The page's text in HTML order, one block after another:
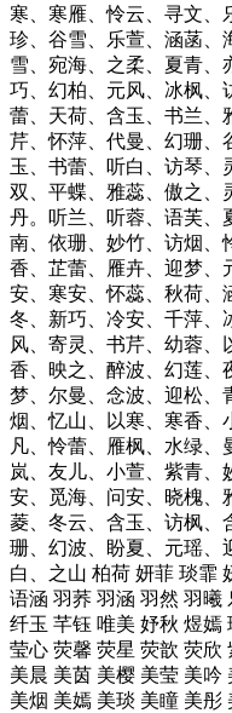
寒、寒雁、怜云、寻文、
珍、谷雪、乐萱、涵菡、
雪、宛海、之柔、夏青、
巧、幻柏、元风、冰枫、
蕾、天荷、含玉、书兰、
芹、怀萍、代曼、幻珊、
玉、书蕾、听白、访琴、
双、平蝶、雅蕊、傲之、
丹。听兰、听蓉、语芙、
南、依珊、妙竹、访烟、
香、芷蕾、雁卉、迎梦、
安、寒安、怀蕊、秋荷、
冬、新巧、冷安、千萍、
风、寄灵、书芹、幼蓉、
香、映之、醉波、幻莲、
梦、尔曼、念波、迎松、
烟、忆山、以寒、寒香、
凡、怜蕾、雁枫、水绿
岚、友儿、小萱、紫青、
安、觅海、问安、晓槐、
菱、冬云、含玉、访枫、
珊、幻波、盼夏、元瑶、
白、之山 柏荷 妍菲 琰霏
语涵 羽荞 羽涵 羽然 羽曦
纤玉 芊钰 唯美 妤秋 煜嫣
莹心 荧馨 荧星 荧歆 荧欣
美晨 美茵 美樱 美莹 美吟
美烟 美嫣 美琰 美瞳 美彤